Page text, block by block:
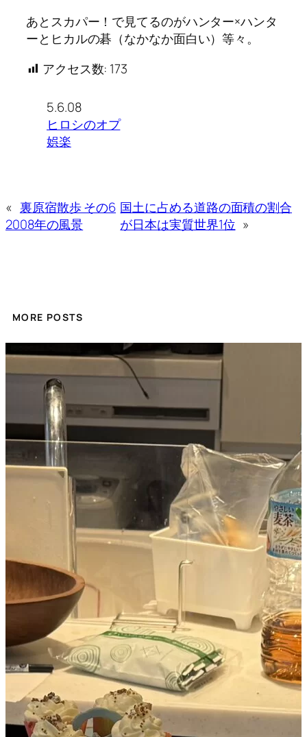
あとスカパー！で見てるのがハンター×ハンタ
ーとヒカルの碁（なかなか面白い）等々。
アクセス数: 173
5.6.08
ヒロシのオプ
娯楽
« 裏原宿散歩 その6
2008年の風景
国土に占める道路の面積の割合
が日本は実質世界1位 »
MORE POSTS